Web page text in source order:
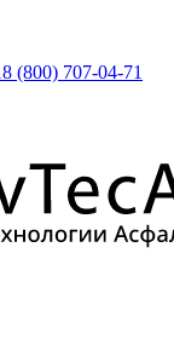
8 (800) 707-04-71